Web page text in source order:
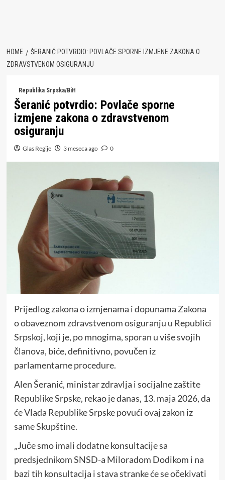
HOME
ŠERANIĆ POTVRDIO: POVLAČE SPORNE IZMJENE ZAKONA O
ZDRAVSTVENOM OSIGURANJU
Republika Srpska/BiH
Šeranić potvrdio: Povlače sporne
izmjene zakona o zdravstvenom
osiguranju
Glas Regije 3 meseca ago 0
Prijedlog zakona o izmjenama i dopunama Zakona
o obaveznom zdravstvenom osiguranju u Republici
Srpskoj, koji je, po mnogima, sporan u više svojih
članova, biće, definitivno, povučen iz
parlamentarne procedure.
Alen Šeranić, ministar zdravlja i socijalne zaštite
Republike Srpske, rekao je danas, 13. maja 2026, da
će Vlada Republike Srpske povući ovaj zakon iz
same Skupštine.
„Juče smo imali dodatne konsultacije sa
predsjednikom SNSD-a Miloradom Dodikom i na
bazi tih konsultacija i stava stranke će se očekivati